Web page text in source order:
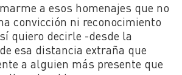
a esos homenajes que no
convicción ni reconocimiento
quiero decirle -desde la
esa distancia extraña que
a alguien más presente que